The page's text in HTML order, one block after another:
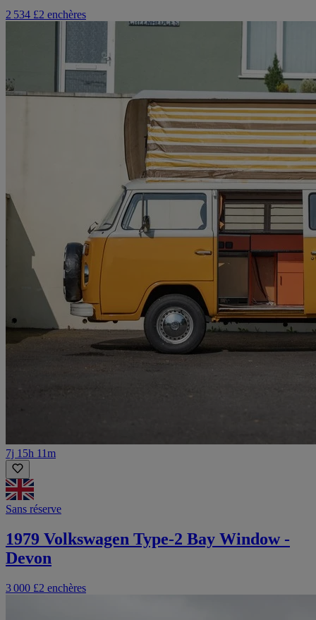
2 534 £2 enchères
7j 15h 11m
Sans réserve
1979 Volkswagen Type-2 Bay Window -
Devon
3 000 £2 enchères